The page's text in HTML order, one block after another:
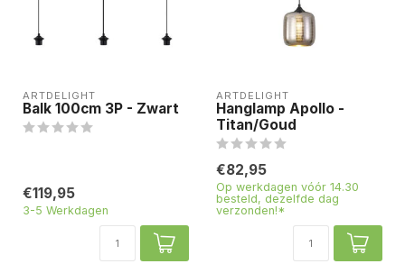
ARTDELIGHT
Balk 100cm 3P - Zwart
€119,95
3-5 Werkdagen
ARTDELIGHT
Hanglamp Apollo -
Titan/Goud
€82,95
Op werkdagen vóór 14.30
besteld, dezelfde dag
verzonden!*